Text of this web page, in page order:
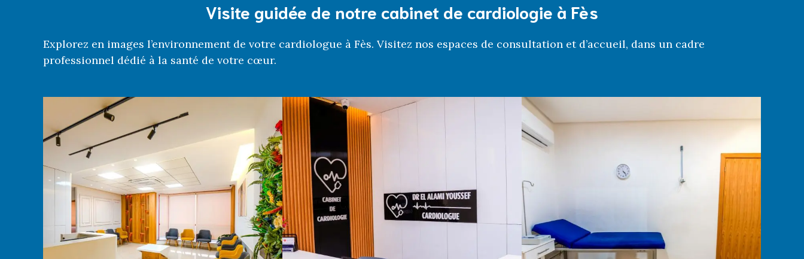
Visite guidée de notre cabinet de cardiologie à Fès
Explorez en images l’environnement de votre cardiologue à Fès. Visitez nos espaces de consultation et d’accueil, dans un cadre
professionnel dédié à la santé de votre cœur.